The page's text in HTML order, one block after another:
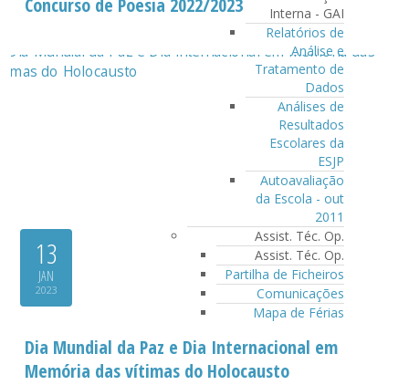
Interna - GAI
Relatórios de
Análise e
Tratamento de
Dados
Análises de
Resultados
Escolares da
ESJP
Autoavaliação
da Escola - out
2011
Assist. Téc. Op.
Assist. Téc. Op.
Partilha de Ficheiros
Comunicações
Mapa de Férias
13
JAN
2023
Dia Mundial da Paz e Dia Internacional em
Memória das vítimas do Holocausto